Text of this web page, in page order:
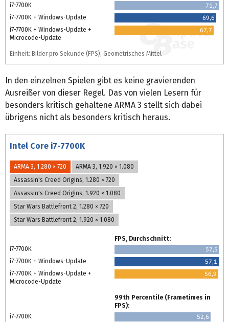
i7-7700K
71,7
i7-7700K + Windows-Update
69,6
i7-7700K + Windows-Update +
Microcode-Update
67,7
Einheit: Bilder pro Sekunde (FPS), Geometrisches Mittel
In den einzelnen Spielen gibt es keine gravierenden
Ausreißer von dieser Regel. Das von vielen Lesern für
besonders kritisch gehaltene ARMA 3 stellt sich dabei
übrigens nicht als besonders kritisch heraus.
Intel Core i7-7700K
ARMA 3, 1.280 × 720
ARMA 3, 1.920 × 1.080
Assassin's Creed Origins, 1.280 × 720
Assassin's Creed Origins, 1.920 × 1.080
Star Wars Battlefront 2, 1.280 × 720
Star Wars Battlefront 2, 1.920 × 1.080
FPS, Durchschnitt:
i7-7700K
57,5
i7-7700K + Windows-Update
57,1
i7-7700K + Windows-Update +
Microcode-Update
56,9
99th Percentile (Frametimes in
FPS):
i7-7700K
52,6